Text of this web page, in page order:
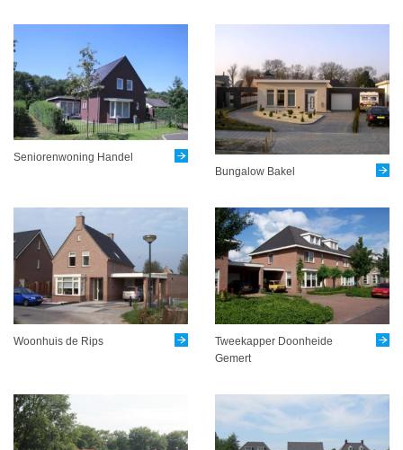
Seniorenwoning Handel
Bungalow Bakel
Woonhuis de Rips
Tweekapper Doonheide
Gemert